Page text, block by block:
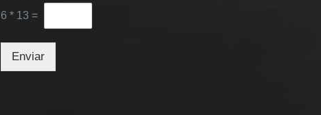
6 * 13 =
Enviar